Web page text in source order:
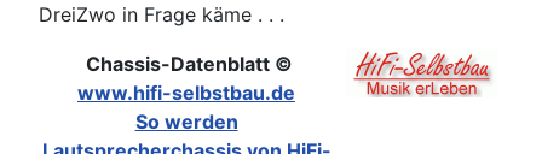
DreiZwo in Frage käme . . .
Chassis-Datenblatt ©
www.hifi-selbstbau.de
So werden